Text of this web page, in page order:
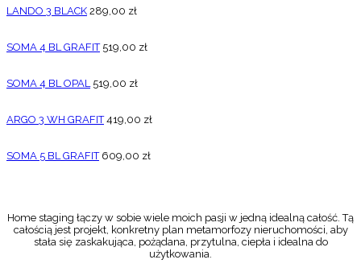
LANDO 3 BLACK 289,00 zł
SOMA 4 BL GRAFIT 519,00 zł
SOMA 4 BL OPAL 519,00 zł
ARGO 3 WH GRAFIT 419,00 zł
SOMA 5 BL GRAFIT 609,00 zł
Home staging łączy w sobie wiele moich pasji w jedną idealną całość. Tą
całością jest projekt, konkretny plan metamorfozy nieruchomości, aby
stała się zaskakująca, pożądana, przytulna, ciepła i idealna do
użytkowania.